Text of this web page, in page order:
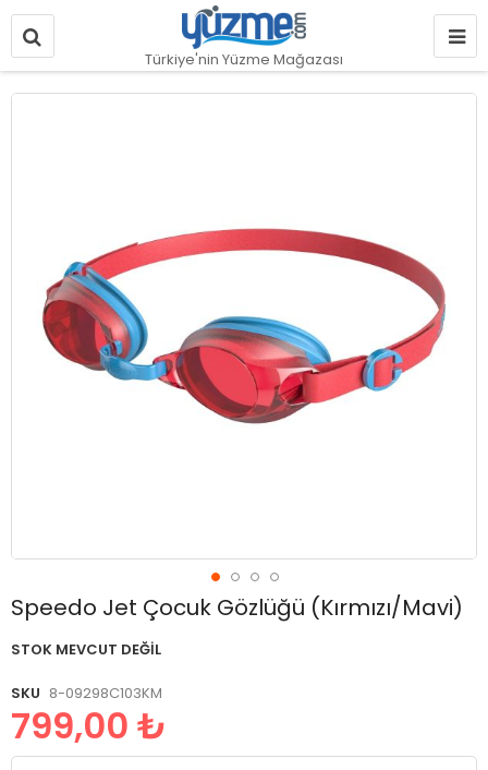
Türkiye'nin Yüzme Mağazası
Speedo Jet Çocuk Gözlüğü (Kırmızı/Mavi)
STOK MEVCUT DEĞIL
SKU 8-09298C103KM
799,00 ₺
Resim
Resim
galerisinin
başlangıcına